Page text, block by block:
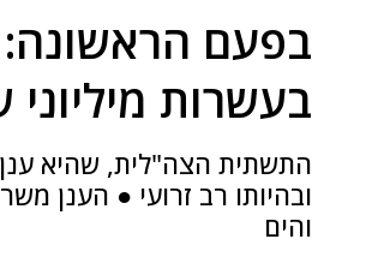
בפעם
בעשרות
התשתית הצה"לית, שהיא ענן
ובהיותו רב זרועי ● הענן
והים